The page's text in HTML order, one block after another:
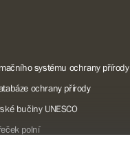
systému ochrany přírody
ochrany přírody
bučiny UNESCO
polní